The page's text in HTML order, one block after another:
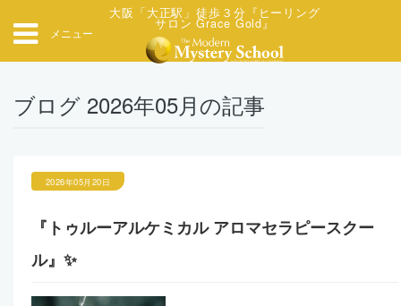
メニュー
大阪「大正駅」徒歩３分『ヒーリング
サロン Grace Gold』
ブログ 2026年05月の記事
2026年05月20日
『トゥルーアルケミカル アロマセラピースクー
ル』✨